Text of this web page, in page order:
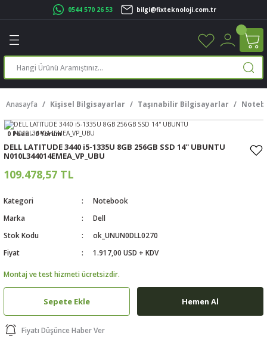
0544 570 26 53 bilgi@fixteknoloji.com.tr
Geri Dön
Geri Dön
Geri Dön
Yazıcı
Geri Dön
Geri Dön
Geri Dön
Geri Dön
Geri Dön
Anasayfa Kişisel Bilgisayarlar Taşınabilir Bilgisayarlar
0 Puan - 0 Yorum
DELL LATITUDE 3440 i5-1335U 8GB 256GB SSD 14'' UBUNTU
N010L344014EMEA_VP_UBU
109.478,57 TL
Kategori
Notebook
Marka
Dell
Stok Kodu
ok_UNUN0DLL0270
Fiyat
1.917,00 USD + KDV
Montaj ve test hizmeti ücretsizdir.
Sepete Ekle Hemen Al
Fiyatı Düşünce Haber Ver